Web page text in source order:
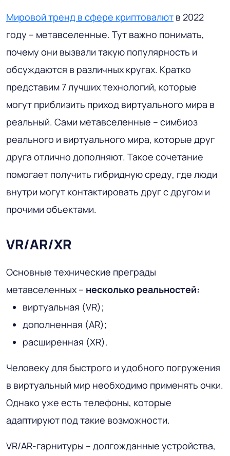
Мировой тренд в сфере криптовалют в 2022
году – метавселенные. Тут важно понимать,
почему они вызвали такую популярность и
обсуждаются в различных кругах. Кратко
представим 7 лучших технологий, которые
могут приблизить приход виртуального мира в
реальный. Сами метавселенные – симбиоз
реального и виртуального мира, которые друг
друга отлично дополняют. Такое сочетание
помогает получить гибридную среду, где люди
внутри могут контактировать друг с другом и
прочими объектами.
VR/AR/XR
Основные технические преграды
метавселенных – несколько реальностей:
виртуальная (VR);
дополненная (AR);
расширенная (XR).
Человеку для быстрого и удобного погружения
в виртуальный мир необходимо применять очки.
Однако уже есть телефоны, которые
адаптируют под такие возможности.
VR/AR-гарнитуры – долгожданные устройства,